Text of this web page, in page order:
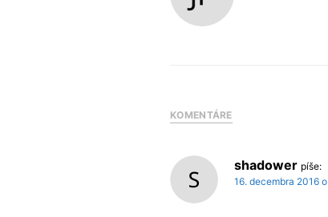
KOMENTÁRE
shadower píše:
16. decembra 2016